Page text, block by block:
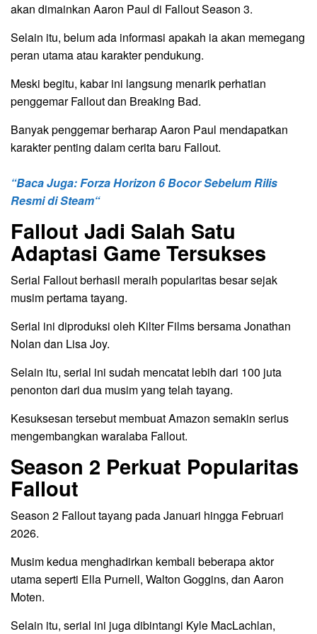
akan dimainkan Aaron Paul di Fallout Season 3.
Selain itu, belum ada informasi apakah ia akan memegang
peran utama atau karakter pendukung.
Meski begitu, kabar ini langsung menarik perhatian
penggemar Fallout dan Breaking Bad.
Banyak penggemar berharap Aaron Paul mendapatkan
karakter penting dalam cerita baru Fallout.
“Baca Juga: Forza Horizon 6 Bocor Sebelum Rilis
Resmi di Steam“
Fallout Jadi Salah Satu
Adaptasi Game Tersukses
Serial Fallout berhasil meraih popularitas besar sejak
musim pertama tayang.
Serial ini diproduksi oleh Kilter Films bersama Jonathan
Nolan dan Lisa Joy.
Selain itu, serial ini sudah mencatat lebih dari 100 juta
penonton dari dua musim yang telah tayang.
Kesuksesan tersebut membuat Amazon semakin serius
mengembangkan waralaba Fallout.
Season 2 Perkuat Popularitas
Fallout
Season 2 Fallout tayang pada Januari hingga Februari
2026.
Musim kedua menghadirkan kembali beberapa aktor
utama seperti Ella Purnell, Walton Goggins, dan Aaron
Moten.
Selain itu, serial ini juga dibintangi Kyle MacLachlan,